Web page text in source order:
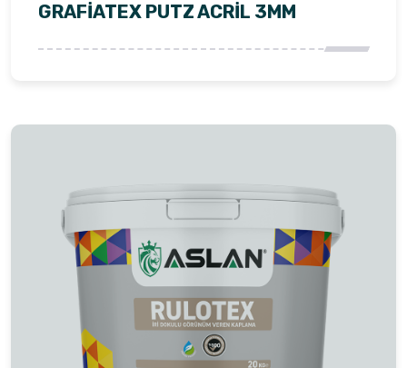
GRAFİATEX PUTZ ACRİL 3MM